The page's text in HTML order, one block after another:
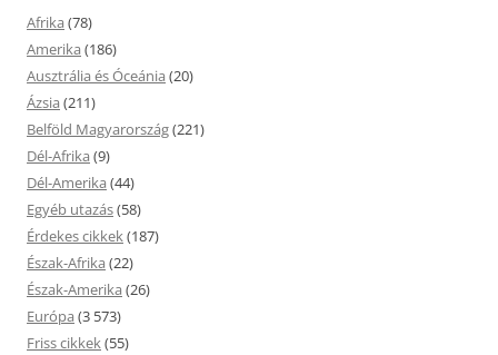
Afrika (78)
Amerika (186)
Ausztrália és Óceánia (20)
Ázsia (211)
Belföld Magyarország(221)
Dél-Afrika (9)
Dél-Amerika (44)
Egyéb utazás(58)
Érdekes cikkek(187)
Észak-Afrika (22)
Észak-Amerika (26)
Európa (3 573)
Friss cikkek(55)